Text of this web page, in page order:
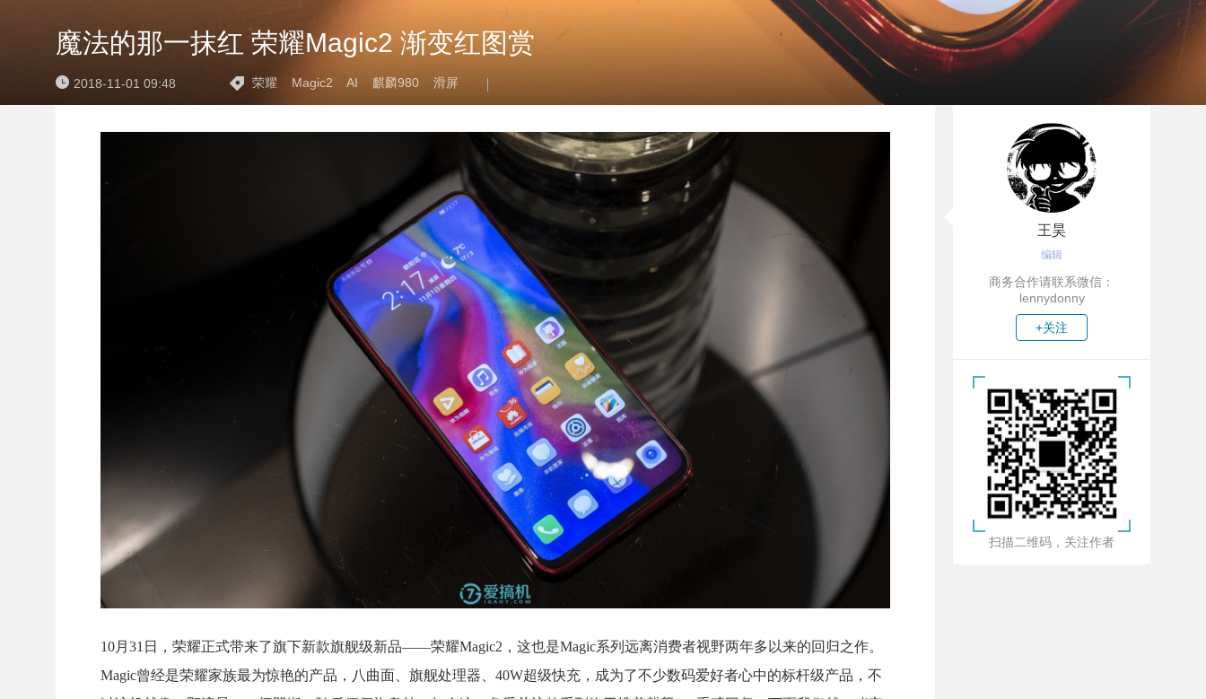
魔法的那一抹红 荣耀Magic2 渐变红图赏
2018-11-01 09:48 荣耀 Magic2 AI 麒麟980 滑屏
10月31日，荣耀正式带来了旗下新款旗舰级新品——荣耀Magic2，这也是Magic系列远离消费者视野两年多以来的回归之作。
Magic曾经是荣耀家族最为惊艳的产品，八曲面、旗舰处理器、40W超级快充，成为了不少数码爱好者心中的标杆级产品，不
王昊
编辑
商务合作请联系微信：
lennydonny
+关注
扫描二维码，关注作者